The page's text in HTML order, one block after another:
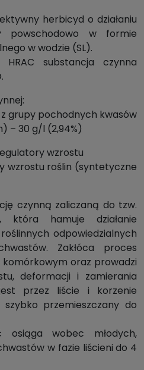
herbicyd o działaniu
powschodowo w formie
w wodzie (SL).
substancja czynna
grupy pochodnych kwasów
– 30 g/l (2,94%)
wzrostu
wzrostu roślin (syntetyczne
czynną zaliczaną do tzw.
która hamuje działanie
odpowiedzialnych
Zakłóca proces
oraz prowadzi
deformacji i zamierania
przez liście i korzenie
przemieszczany do
osiąga wobec młodych,
w fazie liścieni do 4